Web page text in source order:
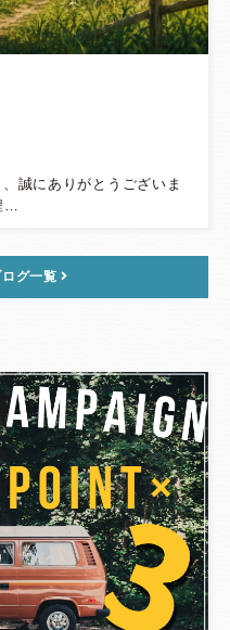
誠にありがとうございま
…
ログ一覧